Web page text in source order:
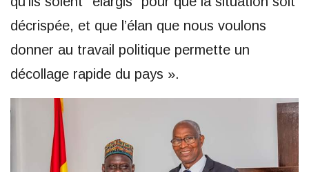
décrispée, et que l’élan que nous voulons
donner au travail politique permette un
décollage rapide du pays ».